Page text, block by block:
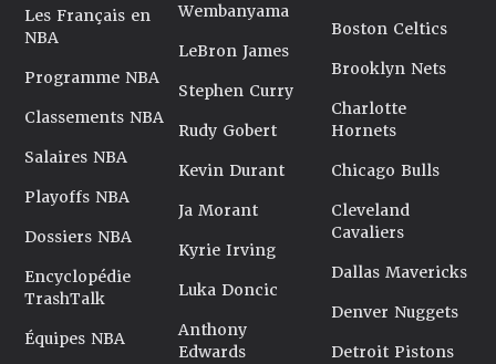
Les Français en
NBA
Programme NBA
Classements NBA
Salaires NBA
Playoffs NBA
Dossiers NBA
Encyclopédie
TrashTalk
Équipes NBA
Wembanyama
LeBron James
Stephen Curry
Rudy Gobert
Kevin Durant
Ja Morant
Kyrie Irving
Luka Doncic
Anthony
Edwards
Boston Celtics
Brooklyn Nets
Charlotte
Hornets
Chicago Bulls
Cleveland
Cavaliers
Dallas Mavericks
Denver Nuggets
Detroit Pistons